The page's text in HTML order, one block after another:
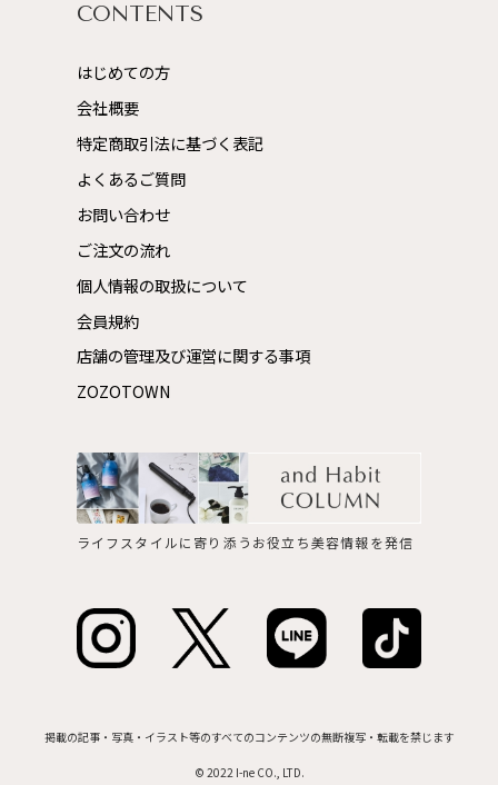
CONTENTS
はじめての方
会社概要
特定商取引法に基づく表記
よくあるご質問
お問い合わせ
ご注文の流れ
個人情報の取扱について
会員規約
店舗の管理及び運営に関する事項
ZOZOTOWN
ライフスタイルに寄り添うお役立ち美容情報を発信
掲載の記事・写真・イラスト等のすべてのコンテンツの無断複写・転載を禁じます
© 2022 I-ne CO., LTD.